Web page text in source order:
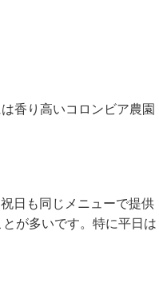
香り高いコロンビア農園
日も同じメニューで提供
が多いです。特に平日は